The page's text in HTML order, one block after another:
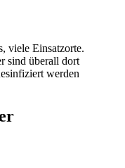
viele Einsatzorte.
sind überall dort
werden